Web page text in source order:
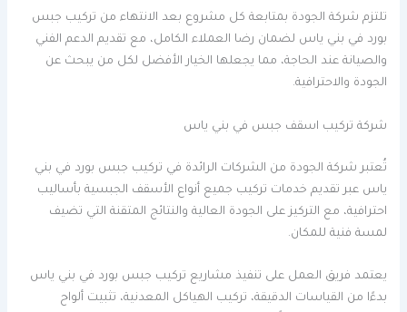
تلتزم شركة الجودة بمتابعة كل مشروع بعد الانتهاء من تركيب جبس
بورد في بني ياس لضمان رضا العملاء الكامل، مع تقديم الدعم الفني
والصيانة عند الحاجة، مما يجعلها الخيار الأفضل لكل من يبحث عن
الجودة والاحترافية.
شركة تركيب اسقف جبس في بني ياس
تُعتبر شركة الجودة من الشركات الرائدة في تركيب جبس بورد في بني
ياس عبر تقديم خدمات تركيب جميع أنواع الأسقف الجبسية بأساليب
احترافية، مع التركيز على الجودة العالية والنتائج المتقنة التي تضيف
لمسة فنية للمكان.
يعتمد فريق العمل على تنفيذ مشاريع تركيب جبس بورد في بني ياس
بدءًا من القياسات الدقيقة، تركيب الهياكل المعدنية، تثبيت ألواح